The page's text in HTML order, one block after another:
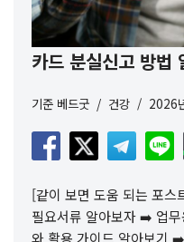
카드 분실신고 방법
기준 베드굿 건강 2026
[같이 보면 도움 되는 포
필요서류 알아보자 ➡️ 업
와 활용 가이드 알아보기